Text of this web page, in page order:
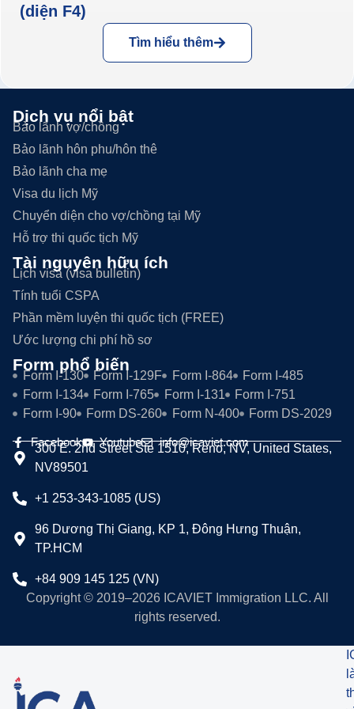
(diện F4)
Tìm hiểu thêm
Dịch vụ nổi bật
Bảo lãnh vợ/chồng
Bảo lãnh hôn phu/hôn thê
Bảo lãnh cha mẹ
Visa du lịch Mỹ
Chuyển diện cho vợ/chồng tại Mỹ
Hỗ trợ thi quốc tịch Mỹ
Tài nguyên hữu ích
Lịch visa (visa bulletin)
Tính tuổi CSPA
Phần mềm luyện thi quốc tịch (FREE)
Ước lượng chi phí hồ sơ
Form phổ biến
Form I-130 Form I-129F Form I-864
Form I-485
Form I-134
Form I-765 Form I-131
Form I-751
Form I-90
Form DS-260 Form N-400 Form DS-2029
Facebook Youtube info@icaviet.com
300 E. 2nd Street Ste 1510, Reno, NV, United States,
NV89501
+1 253-343-1085 (US)
96 Dương Thị Giang, KP 1, Đông Hưng Thuận,
TP.HCM
+84 909 145 125 (VN)
Copyright © 2019–2026 ICAVIET Immigration LLC. All
rights reserved.